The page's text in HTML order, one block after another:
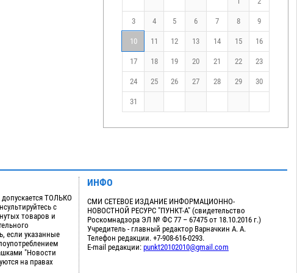
3 4 5 6 7 8 9
10 11 12 13 14 15 16
17 18 19 20 21 22 23
24 25 26 27 28 29 30
31
ТОЛЬКО
с
товаров и
если указанные
"Новости
на правах
ИНФО
СМИ СЕТЕВОЕ ИЗДАНИЕ ИНФОРМАЦИОННО-
НОВОСТНОЙ РЕСУРС "ПУНКТ-А" (свидетельство
Роскомнадзора ЭЛ № ФС 77 – 67475 от 18.10.2016 г.)
Учредитель - главный редактор Варначкин А. А.
Телефон редакции. +7-908-616-0293.
E-mail редакции: punkt20102010@gmail.com